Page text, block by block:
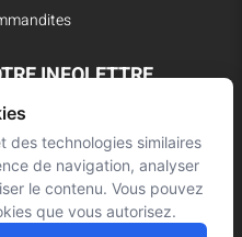
INFOLETTRE
pour vos interventions
nouvelle de L’Arsenal.
des technologies similaires
de navigation, analyser
le contenu. Vous pouvez
que vous autorisez.